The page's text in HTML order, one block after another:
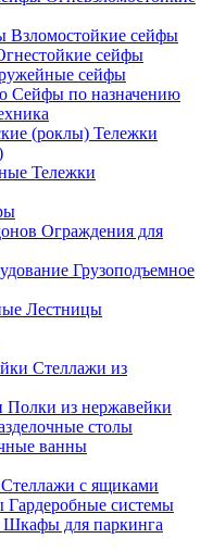
Взломостойкие сейфы
сейфы
сейфы
Сейфы по назначению
Тележки
Тележки
Ограждения для
Грузоподъемное
Лестницы
Стеллажи из
Полки из нержавейки
столы
ванны
Стеллажи с ящиками
Гардеробные системы
Шкафы для паркинга